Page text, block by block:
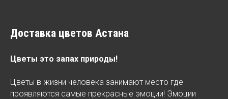
Доставка цветов Астана
Цветы это запах природы!
Цветы в жизни человека занимают место где
проявляются самые прекрасные эмоции! Эмоции